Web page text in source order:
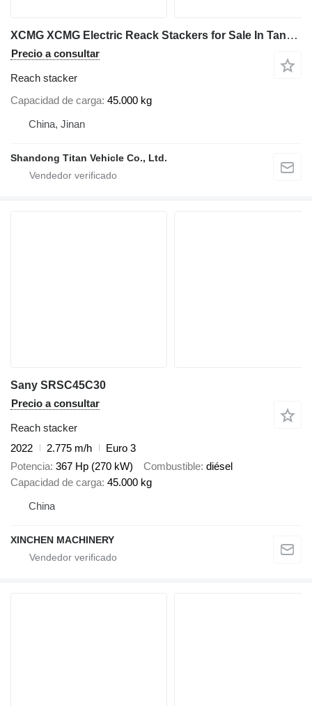
XCMG XCMG Electric Reack Stackers for Sale In Tanzania
Precio a consultar
Reach stacker
Capacidad de carga 45.000 kg
China, Jinan
Shandong Titan Vehicle Co., Ltd.
Sany SRSC45C30
Precio a consultar
Reach stacker
2022
2.775 m/h
Euro 3
Potencia 367 Hp (270 kW) Combustible diésel
Capacidad de carga 45.000 kg
China
XINCHEN MACHINERY